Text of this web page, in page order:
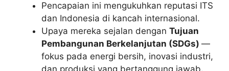
Pencapaian ini mengukuhkan reputasi ITS
dan Indonesia di kancah internasional.
Upaya mereka sejalan dengan Tujuan
Pembangunan Berkelanjutan (SDGs) —
fokus pada energi bersih, inovasi industri,
dan produksi yang bertanggung jawab.